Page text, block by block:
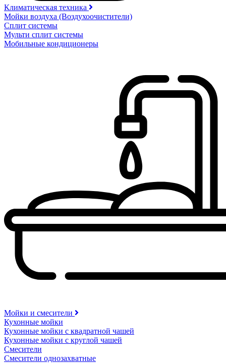
Климатическая техника
Мойки воздуха (Воздухоочистители)
Сплит системы
Мульти сплит системы
Мобильные кондиционеры
Мойки и смесители
Кухонные мойки
Кухонные мойки с квадратной чашей
Кухонные мойки с круглой чашей
Смесители
Смесители однозахватные